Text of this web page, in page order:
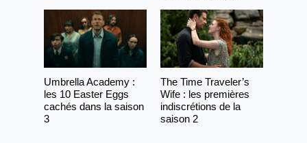
Umbrella Academy :
les 10 Easter Eggs
cachés dans la saison
3
The Time Traveler’s
Wife : les premières
indiscrétions de la
saison 2